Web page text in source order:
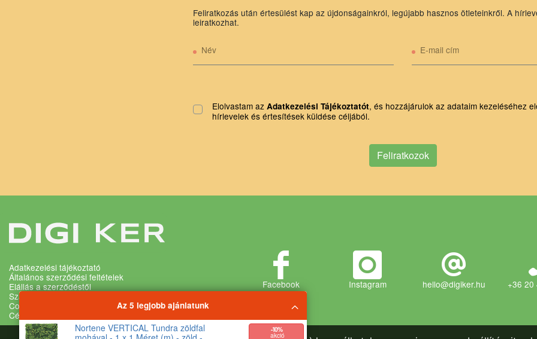
Az 5 legjobb ajánlatunk
Nortene VERTICAL Tundra zöldfal
- 10 %
akció
Feliratkozás után értesülést kap az újdonságainkról, legújabb hasznos ötleteinkről. A
leiratkozhat.
Név E-mail cím
Elolvastam az Adatkezelési Tájékoztatót, és hozzájárulok az adataim kezeléséhez
hírlevelek és értesítések küldése céljából.
Feliratkozok
Adatkezelési tájékoztató
Általános szerződési feltételek
Elállás a szerződéstől
Szállítási és fizetési feltételek
Cookie és adatvédelmi beállítások
Cégadatok
Facebook Instagram hello@digiker.hu +36 20